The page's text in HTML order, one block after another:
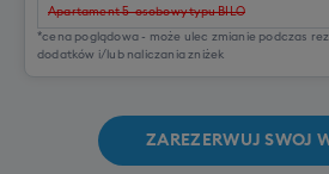
Apartament 5-osobowy typu BILO
*cena poglądowa - może ulec zmianie podczas
dodatków i/lub naliczania zniżek
ZAREZERWUJ SWOJ